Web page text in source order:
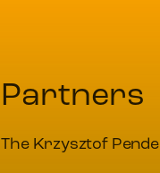
Partners
The Krzysztof